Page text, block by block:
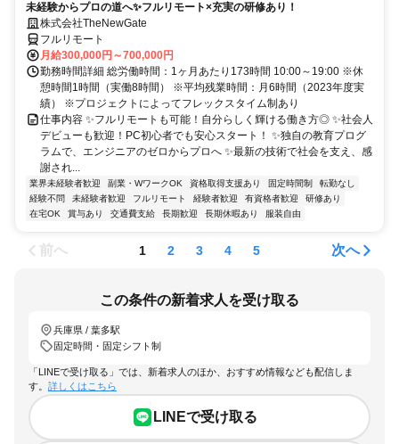
未経験からプロの道へ✨フルリモート×充実の研修あり！
株式会社TheNewGate
フルリモート
月給300,000円～700,000円
勤務時間詳細 総労働時間：1ヶ月あたり173時間 10:00～19:00 ※休
憩時間1時間（実働8時間） ※平均残業時間：月6時間（2023年度実
績） ※プロジェクトによってフレックスタイム制あり
仕事内容 ✨フルリモートも可能！自分らしく輝ける働き方◎ ✨社会人
デビューも歓迎！PC初心者でも安心スタート！ ✨独自の教育プログ
ラムで、エンジニアのゼロからプロへ ✨最新の技術で社会を支え、感
謝され...
業界未経験者歓迎 副業・WワークOK 資格取得支援あり 固定時間制
転勤なし
経験不問
未経験者歓迎 フルリモート 経験者歓迎 有資格者歓迎
研修あり
在宅OK
賞与あり 交通費支給 長期歓迎 長期休暇あり 服装自由
前へ 1 2 3 4 5 次へ
この条件の新着求人を受け取る
兵庫県 / 葉多駅
固定時間・固定シフト制
「LINEで受け取る」では、新着求人のほか、おすすめ情報なども配信しま
す。 詳しくはこちら
LINEで受け取る